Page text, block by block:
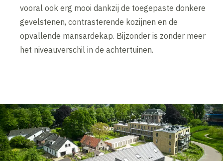
vooral ook erg mooi dankzij de toegepaste donkere
gevelstenen, contrasterende kozijnen en de
opvallende mansardekap. Bijzonder is zonder meer
het niveauverschil in de achtertuinen.